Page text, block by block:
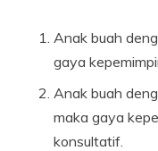
Anak buah
gaya
Anak buah
maka gaya
konsultatif.